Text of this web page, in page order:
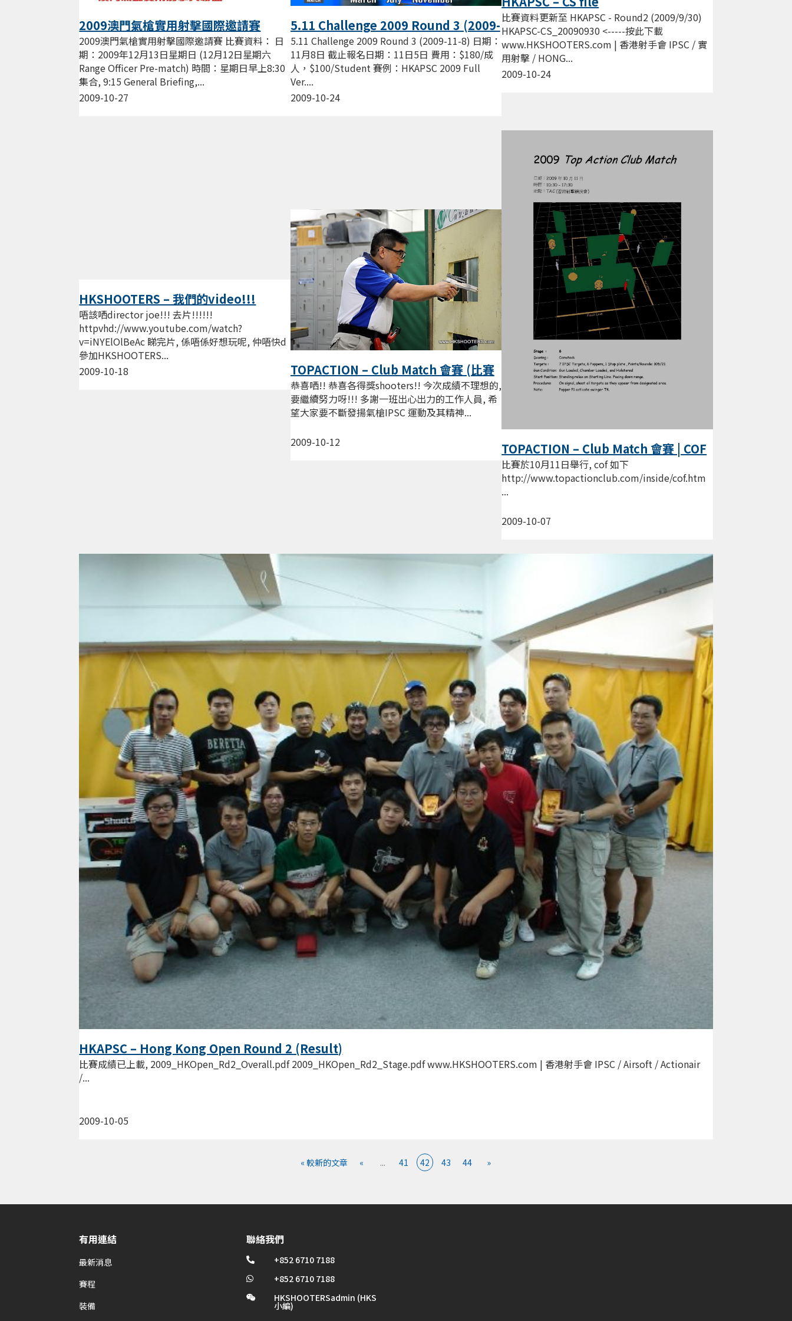
2009澳門氣槍實用射擊國際邀請賽
2009-10-27
2009澳門氣槍實用射擊國際邀請賽 比賽資料： 日
期：2009年12月13日星期日 (12月12日星期六
Range Officer Pre-match) 時間：星期日早上8:30
集合, 9:15 General Briefing,...
5.11 Challenge 2009 Round 3 (2009-
11-8)
2009-10-24
5.11 Challenge 2009 Round 3 (2009-11-8) 日期：
11月8日 截止報名日期：11日5日 費用：$180/成
人，$100/Student 賽例：HKAPSC 2009 Full
Ver....
2009-10-24
比賽資料更新至 HKAPSC - Round2 (2009/9/30)
HKAPSC-CS_20090930 <-----按此下載
www.HKSHOOTERS.com | 香港射手會 IPSC / 實
用射擊 / HONG...
HKSHOOTERS – 我們的video!!!
2009-10-18
唔該哂director joe!!! 去片!!!!!!
httpvhd://www.youtube.com/watch?
v=iNYElOlBeAc 睇完片, 係唔係好想玩呢, 仲唔快d
參加HKSHOOTERS...
TOPACTION – Club Match 會賽 (比賽
相)
2009-10-12
恭喜哂!! 恭喜各得獎shooters!! 今次成績不理想的,
要繼續努力呀!!! 多謝一班出心出力的工作人員, 希
望大家要不斷發揚氣槍IPSC 運動及其精神...
TOPACTION – Club Match 會賽 | COF
2009-10-07
比賽於10月11日舉行, cof 如下
http://www.topactionclub.com/inside/cof.htm
...
HKAPSC – Hong Kong Open Round 2 (Result)
2009-10-05
比賽成績已上載, 2009_HKOpen_Rd2_Overall.pdf 2009_HKOpen_Rd2_Stage.pdf www.HKSHOOTERS.com | 香港射手會 IPSC / Airsoft / Actionair
/...
« 較新的文章 « ... 41 42 43 44 »
有用連結
最新消息
賽程
裝備
聯絡我們
 +852 6710 7188
 +852 6710 7188
 HKSHOOTERSadmin (HKS
小編)